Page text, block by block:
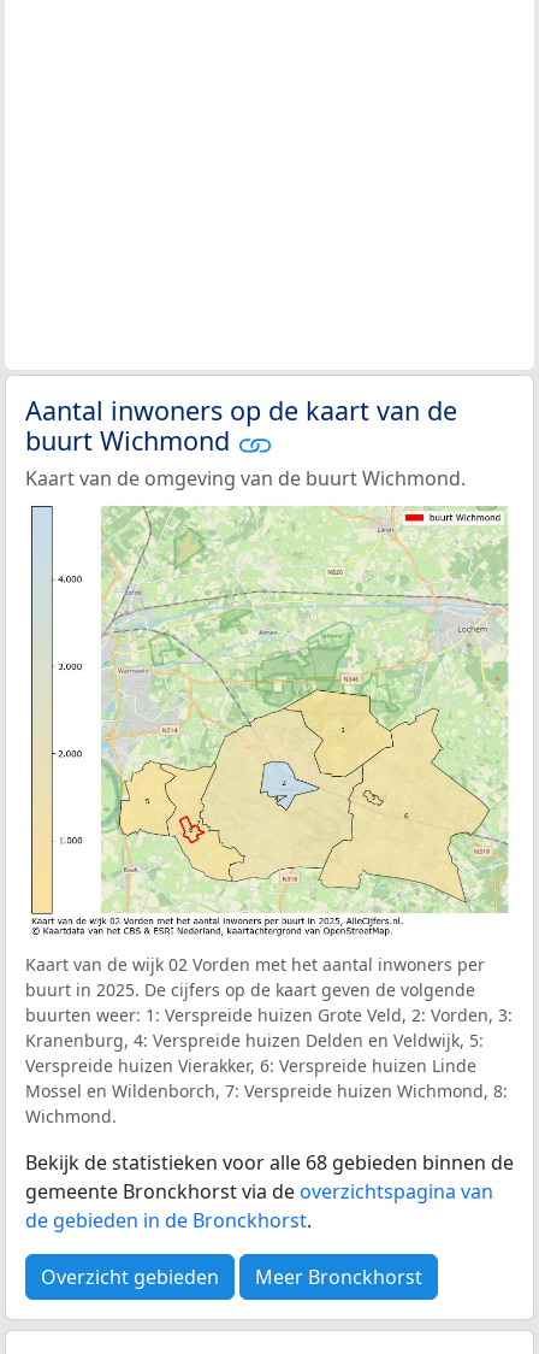
Aantal inwoners op de kaart van de
buurt Wichmond
Kaart van de omgeving van de buurt Wichmond.
Kaart van de wijk 02 Vorden met het aantal inwoners per
buurt in 2025. De cijfers op de kaart geven de volgende
buurten weer: 1: Verspreide huizen Grote Veld, 2: Vorden, 3:
Kranenburg, 4: Verspreide huizen Delden en Veldwijk, 5:
Verspreide huizen Vierakker, 6: Verspreide huizen Linde
Mossel en Wildenborch, 7: Verspreide huizen Wichmond, 8:
Wichmond.
Bekijk de statistieken voor alle 68 gebieden binnen de
gemeente Bronckhorst via deoverzichtspagina van
de gebieden in de Bronckhorst.
Overzicht gebieden Meer Bronckhorst